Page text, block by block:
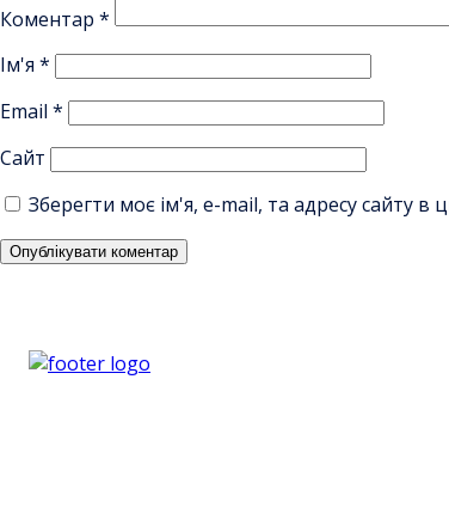
Коментар *
Ім'я *
Email *
Сайт
Зберегти моє ім'я, e-mail, та адресу сайту в